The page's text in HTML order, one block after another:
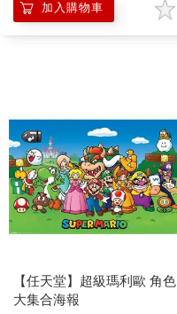
加入購物車
【任天堂】超級瑪利歐 角色
大集合海報